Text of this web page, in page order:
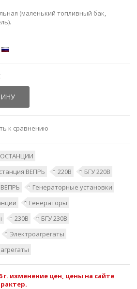
(маленький топливный бак,
к сравнению
ВЕПРЬ
220В
БГУ 220В
ВЕПРЬ
Генераторные установки
Генераторы
230В
БГУ 230В
Электроагрегаты
г. изменение цен, цены на сайте